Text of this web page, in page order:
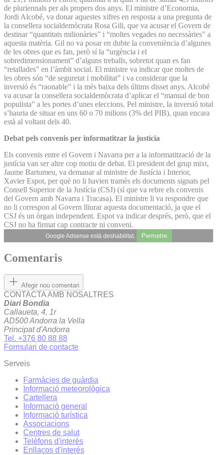
de pluriennals per als propers dos anys. El ministre d’Economia,
Jordi Alcobé, va donar aquestes xifres en resposta a una pregunta de
la consellera socialdemòcrata Rosa Gili, que va acusar el Govern de
destinar “quantitats milionàries” i “moltes vegades no necessàries” a
aquesta matèria. Gil no va posar en dubte la conveniència d’algunes
de les obres que es fan, però sí la “urgència i el
sobredimensionament” d’alguns treballs, sobretot quan es fan
“retallades” en l’àmbit social. El ministre va indicar que moltes de
les obres són “de seguretat i mobilitat” i va considerar que la
inversió és “raonable” i la més baixa dels últims disset anys. Alcobé
va acusar la consellera socialdemòcrata d’aplicar el “manual de bon
populista” a les portes d’unes eleccions. Pel ministre, la inversió total
s’hauria de situar en uns 60 o 70 milions (3% del PIB), quan encara
està al voltant dels 40.
Debat pels convenis per informatitzar la justícia
Els convenis entre el Govern i Navarra per a la informatització de la
justícia van ser altre cop motiu de debat. El president del grup mixt,
Jaume Bartumeu, va demanar al ministre de Justícia i Interior,
Xavier Espot, per què no li havien tramès els documents signats pel
Consell Superior de la Justícia (CSJ) (sí que va rebre els convenis
del Govern amb Navarra i Tracasa). El ministre li va respondre que
no li correspon al Govern lliurar aquesta documentació, ja que el
CSJ és un òrgan independent. Espot va indicar després, però, que el
CSJ no ha firmat cap contracte ni conveni.
Google Adsense està deshabilitat. Permetre
Comentaris
Afegir nou comentari
CONTACTA AMB NOSALTRES
Diari Bondia
Callaueta, 4, 1r
AD500 Andorra la Vella
Principat d'Andorra
Tel. +376 80 88 88
Formulari de contacte
Serveis
Farmàcies de guàrdia
Informació meteorològica
Cartellera
Informació general
Informació turística
Associacions
Centres de salut
Telèfons d'interès
Enllaços d'interés